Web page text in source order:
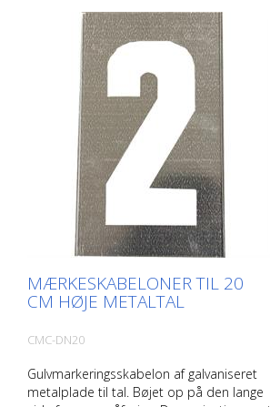
MÆRKESKABELONER TIL 20
CM HØJE METALTAL
CMC-DN20
Gulvmarkeringsskabelon af galvaniseret
metalplade til tal. Bøjet op på den lange